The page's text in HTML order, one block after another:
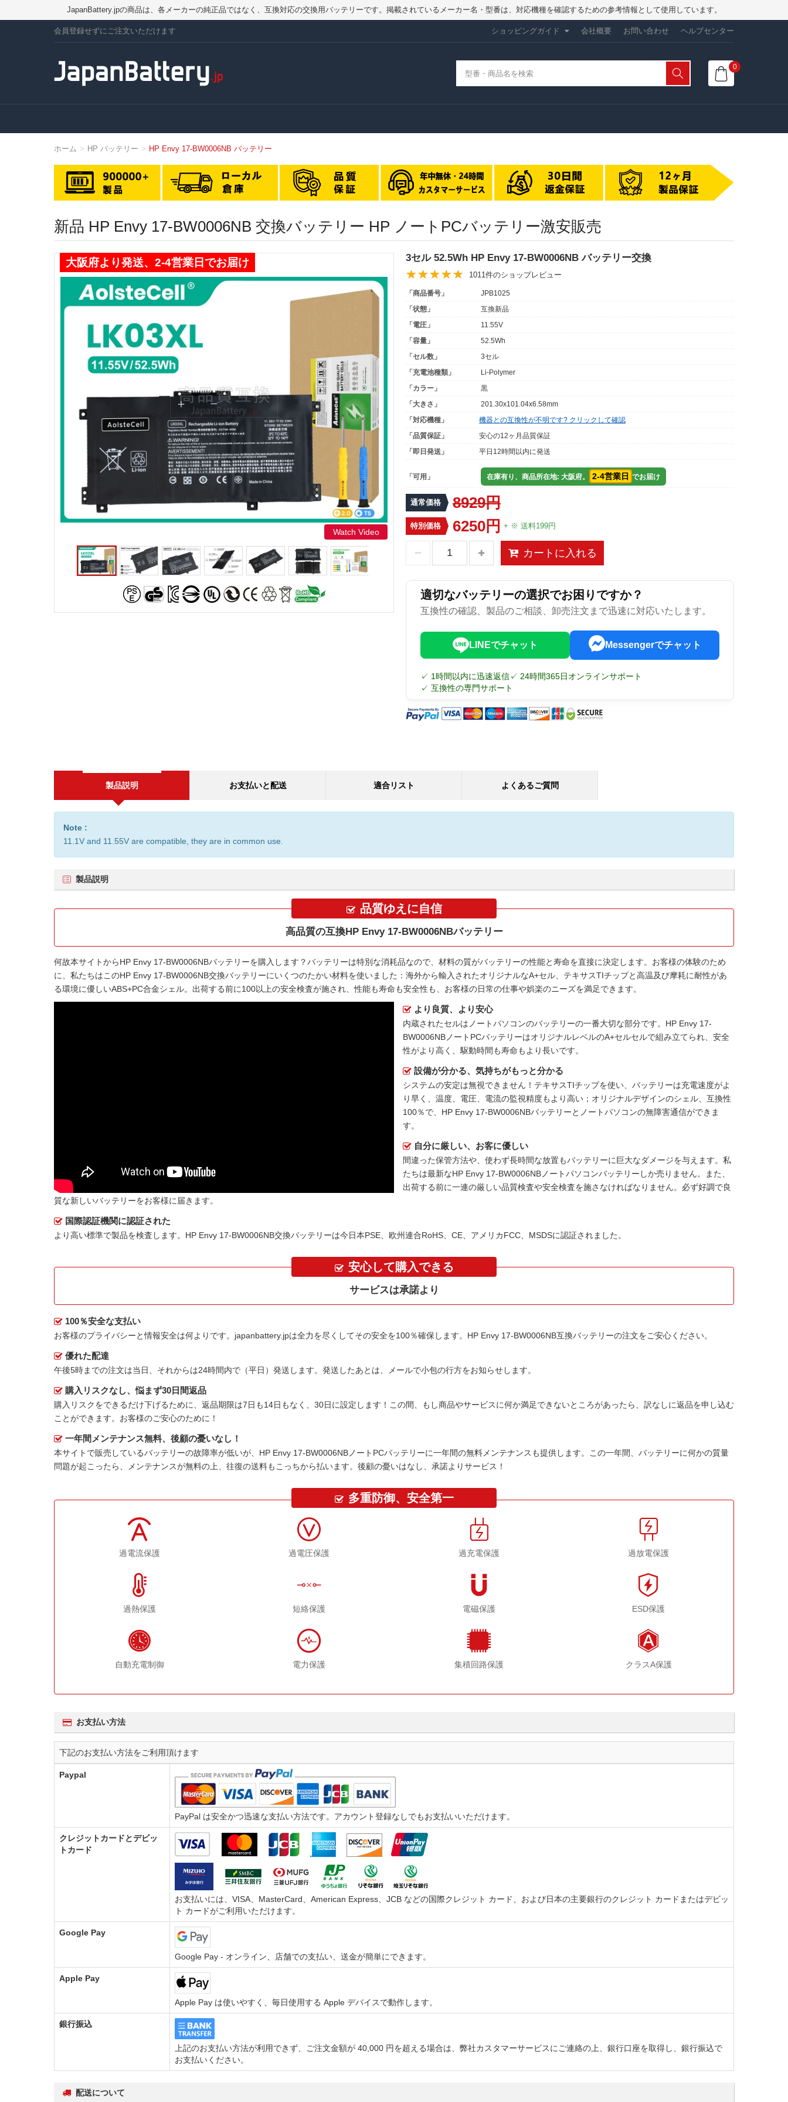
JapanBattery.jpの商品は、各メーカーの純正品ではなく、互換対応の交換用バッテリーです。掲載されているメーカー名・型番は、対応機種を確認するための参考情報として使用しています。
会員登録せずにご注文いただけます ショッピングガイド 会社概要 お問い合わせ ヘルプセンター
0
ホーム HP バッテリー HP Envy 17-BW0006NB バッテリー
新品 HP Envy 17-BW0006NB 交換バッテリー HP ノートPCバッテリー激安販売
Watch Video
大阪府より発送、2-4営業日でお届け 3セル 52.5Wh HP Envy 17-BW0006NB バッテリー交換
1011件のショップレビュー
「商品番号」
JPB1025
「状態」
互換新品
「電圧」
11.55V
「容量」
52.5Wh
「セル数」
3セル
「充電池種類」
Li-Polymer
「カラー」
黒
「大きさ」
201.30x101.04x6.58mm
「対応機種」
機器との互換性が不明です? クリックして確認
「品質保証」
安心の12ヶ月品質保証
「即日発送」
平日12時間以内に発送
「可用」 在庫有り、商品所在地: 大阪府。 2-4営業日 でお届け
通常価格 8929円
特別価格 6250円 + ※ 送料199円
カートに入れる
適切なバッテリーの選択でお困りですか？
互換性の確認、製品のご相談、卸売注文まで迅速に対応いたします。
LINEでチャット Messengerでチャット
✓ 1時間以内に迅速返信✓ 24時間365日オンラインサポート
✓ 互換性の専門サポート
製品説明 お支払いと配送 適合リスト よくあるご質問
Note :
11.1V and 11.55V are compatible, they are in common use.
製品説明
品質ゆえに自信
高品質の互換HP Envy 17-BW0006NBバッテリー
何故本サイトからHP Envy 17-BW0006NBバッテリーを購入します？バッテリーは特別な消耗品なので、材料の質がバッテリーの性能と寿命を直接に決定します。お客様の体験のため
に、私たちはこのHP Envy 17-BW0006NB交換バッテリーにいくつのたかい材料を使いました：海外から輸入されたオリジナルなA+セル、テキサスTIチップと高温及び摩耗に耐性があ
る環境に優しいABS+PC合金シェル。出荷する前に100以上の安全検査が施され、性能も寿命も安全性も、お客様の日常の仕事や娯楽のニーズを満足できます。
より良質、より安心
内蔵されたセルはノートパソコンのバッテリーの一番大切な部分です。 HP Envy 17-
BW0006NBノートPCバッテリーはオリジナルレベルのA+セルセルで組み立てられ、安全
性がより高く、駆動時間も寿命もより長いです。
設備が分かる、気持ちがもっと分かる
システムの安定は無視できません！テキサスTIチップを使い、バッテリーは充電速度がよ
り早く、温度、電圧、電流の監視精度もより高い；オリジナルデザインのシェル、互換性
100％で、HP Envy 17-BW0006NBバッテリーとノートパソコンの無障害通信ができま
す。
自分に厳しい、お客に優しい
間違った保管方法や、使わず長時間な放置もバッテリーに巨大なダメージを与えます。私
たちは最新なHP Envy 17-BW0006NBノートパソコンバッテリー しか売りません。また、
出荷する前に一連の厳しい品質検査や安全検査を施さなければなりません。必ず好調で良
質な新しいバッテリーをお客様に届きます。
国際認証機関に認証された
より高い標準で製品を検査します。HP Envy 17-BW0006NB交換バッテリーは今日本PSE、欧州連合RoHS、CE、アメリカFCC、MSDSに認証されました。
安心して購入できる
サービスは承諾より
100％安全な支払い
お客様のプライバシーと情報安全は何よりです。japanbattery.jpは全力を尽くしてその安全を100％確保します。 HP Envy 17-BW0006NB互換バッテリーの注文をご安心ください。
優れた配達
午後5時までの注文は当日、それからは24時間内で（平日）発送します。発送したあとは、メールで小包の行方をお知らせします。
購入リスクなし、悩まず30日間返品
購入リスクをできるだけ下げるために、返品期限は7日も14日もなく、30日に設定します！この間、もし商品やサービスに何か満足できないところがあったら、訳なしに返品を申し込む
ことができます。お客様のご安心のために！
一年間メンテナンス無料、後顧の憂いなし！
本サイトで販売しているバッテリーの故障率が低いが、 HP Envy 17-BW0006NBノートPCバッテリーに一年間の無料メンテナンスも提供します。この一年間、バッテリーに何かの質量
問題が起こったら、メンテナンスが無料の上、往復の送料もこっちから払います。後顧の憂いはなし、承諾よりサービス！
多重防御、安全第一
過電流保護 過電圧保護 過充電保護 過放電保護
過熱保護 短絡保護 電磁保護 ESD保護
自動充電制御 電力保護 集積回路保護 クラスA保護
お支払い方法
下記のお支払い方法をご利用頂けます
Paypal
PayPal は安全かつ迅速な支払い方法です。アカウント登録なしでもお支払いいただけます。
クレジットカードとデビッ
トカード
お支払いには、VISA、MasterCard、American Express、JCB などの国際クレジット カード、および日本の主要銀行のクレジット カードまたはデビッ
ト カードがご利用いただけます。
Google Pay
Google Pay - オンライン、店舗での支払い、送金が簡単にできます。
Apple Pay
Apple Pay は使いやすく、毎日使用する Apple デバイスで動作します。
銀行振込
上記のお支払い方法が利用できず、ご注文金額が 40,000 円を超える場合は、弊社カスタマーサービスにご連絡の上、銀行口座を取得し、銀行振込で
お支払いください。
配送について